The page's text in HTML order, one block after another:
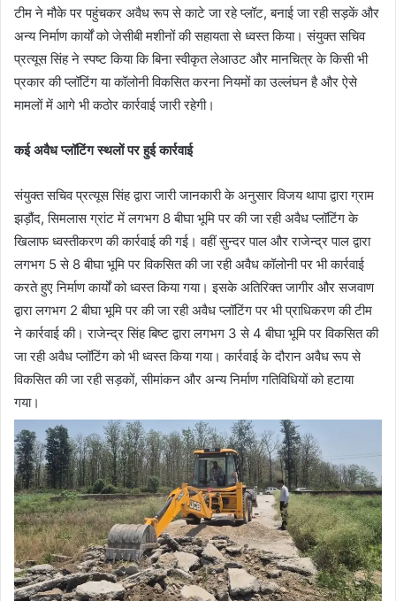
टीम ने मौके पर पहुंचकर अवैध रूप से काटे जा रहे प्लॉट, बनाई जा रही सड़कें और
अन्य निर्माण कार्यों को जेसीबी मशीनों की सहायता से ध्वस्त किया। संयुक्त सचिव
प्रत्यूस सिंह ने स्पष्ट किया कि बिना स्वीकृत लेआउट और मानचित्र के किसी भी
प्रकार की प्लॉटिंग या कॉलोनी विकसित करना नियमों का उल्लंघन है और ऐसे
मामलों में आगे भी कठोर कार्रवाई जारी रहेगी।
कई अवैध प्लॉटिंग स्थलों पर हुई कार्रवाई
संयुक्त सचिव प्रत्यूस सिंह द्वारा जारी जानकारी के अनुसार विजय थापा द्वारा ग्राम
झड़ौंद, सिमलास ग्रांट में लगभग 8 बीघा भूमि पर की जा रही अवैध प्लॉटिंग के
खिलाफ ध्वस्तीकरण की कार्रवाई की गई। वहीं सुन्दर पाल और राजेन्द्र पाल द्वारा
लगभग 5 से 8 बीघा भूमि पर विकसित की जा रही अवैध कॉलोनी पर भी कार्रवाई
करते हुए निर्माण कार्यों को ध्वस्त किया गया। इसके अतिरिक्त जागीर और सजवाण
द्वारा लगभग 2 बीघा भूमि पर की जा रही अवैध प्लॉटिंग पर भी प्राधिकरण की टीम
ने कार्रवाई की। राजेन्द्र सिंह बिष्ट द्वारा लगभग 3 से 4 बीघा भूमि पर विकसित की
जा रही अवैध प्लॉटिंग को भी ध्वस्त किया गया। कार्रवाई के दौरान अवैध रूप से
विकसित की जा रही सड़कों, सीमांकन और अन्य निर्माण गतिविधियों को हटाया
गया।